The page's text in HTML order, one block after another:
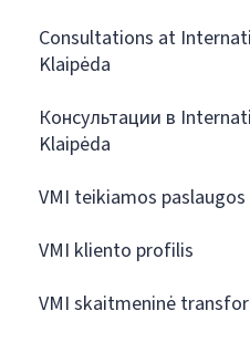
Consultations at
Klaipėda
Консультации в
Klaipėda
VMI teikiamos paslaugos
VMI kliento profilis
VMI skaitmeninė